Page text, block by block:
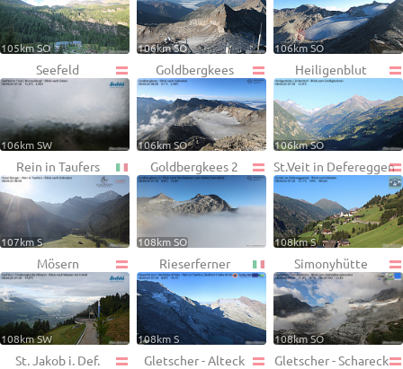
105km SO 106km SO 106km SO
Seefeld
106km SW
Goldbergkees
106km SO
Heiligenblut
106km SO
Rein in Taufers
107km S
Goldbergkees 2
108km SO
St.Veit in Defereggen
108km S
Mösern
108km SW
Rieserferner
108km S
Simonyhütte
108km SO
St. Jakob i. Def. Gletscher - Alteck Gletscher - Schareck